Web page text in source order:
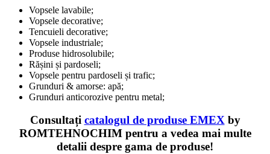
Vopsele lavabile;
Vopsele decorative;
Tencuieli decorative;
Vopsele industriale;
Produse hidrosolubile;
Rășini și pardoseli;
Vopsele pentru pardoseli și trafic;
Grunduri & amorse: apă;
Grunduri anticorozive pentru metal;
Consultați catalogul de produse EMEXby
ROMTEHNOCHIMpentru a vedea mai multe
detalii despre gama de produse!